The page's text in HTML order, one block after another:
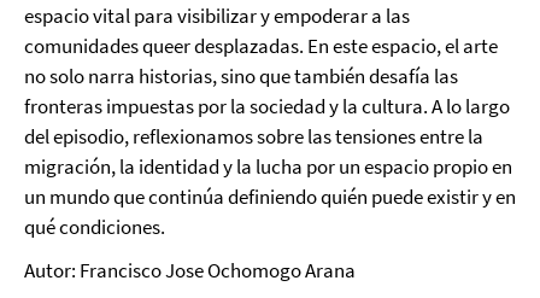
espacio vital para visibilizar y empoderar a las
comunidades queer desplazadas. En este espacio, el arte
no solo narra historias, sino que también desafía las
fronteras impuestas por la sociedad y la cultura. A lo largo
del episodio, reflexionamos sobre las tensiones entre la
migración, la identidad y la lucha por un espacio propio en
un mundo que continúa definiendo quién puede existir y en
qué condiciones.
Autor: Francisco Jose Ochomogo Arana